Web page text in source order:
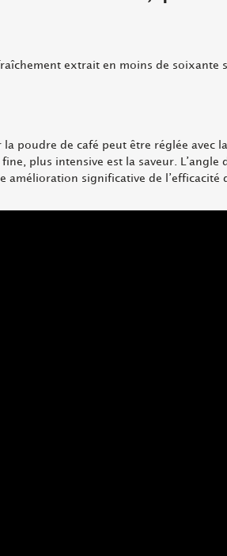
extrait en moins de soixante
poudre de café peut être réglée avec
plus intensive est la saveur. L’angle
amélioration significative de l’efficacité